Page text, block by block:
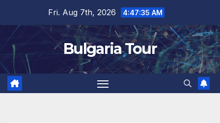
content
Fri. Aug 7th, 2026 4:47:36 AM
Bulgaria Tour